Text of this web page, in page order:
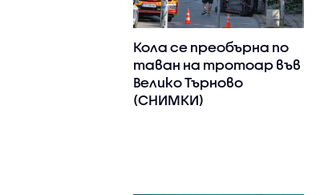
Кола се преобърна по
таван на тротоар във
Велико Търново
(СНИМКИ)